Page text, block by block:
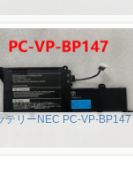
テリーNEC PC-VP-BP147